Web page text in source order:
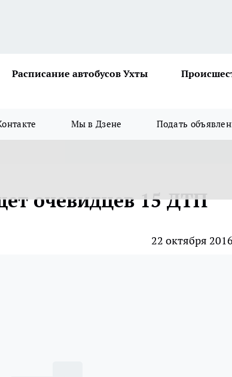
Расписание автобусов Ухты
Мы в Дзене Подать
очевидцев 15 ДТП
22 октября 2016